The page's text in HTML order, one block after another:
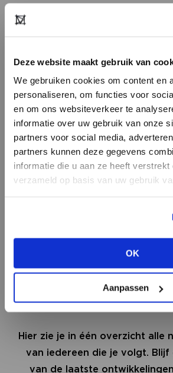
Deze website maakt gebruik van
We gebruiken cookies om content en
personaliseren, om functies voor
en om ons websiteverkeer te
informatie over uw gebruik van onze
partners voor social media,
partners kunnen deze gegevens
informatie die u aan ze heeft verstrekt
verzameld op basis van uw gebruik
OK
Aanpassen
HEB JE NOG
ACCOUNT?
REGISTREER ALS
BEKIJK ALLE
Selecteer je favoriete merken
jouw feed.
PERSOONLIJKE
Hier zie je in één overzicht alle
van iedereen die je volgt.
van de laatste